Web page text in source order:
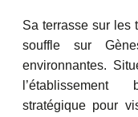
Sa terrasse sur les
souffle sur
environnantes.
stratégique pour